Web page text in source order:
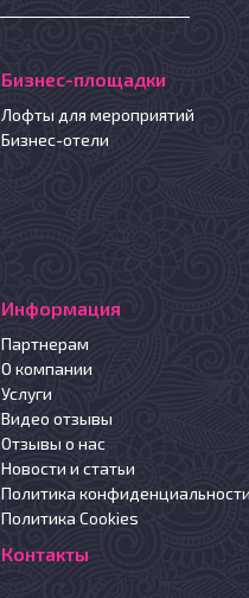
Бизнес-площадки
Лофты для мероприятий
Бизнес-отели
Информация
Партнерам
О компании
Услуги
Видео отзывы
Отзывы о нас
Новости и статьи
Политика
Политика Cookies
Контакты